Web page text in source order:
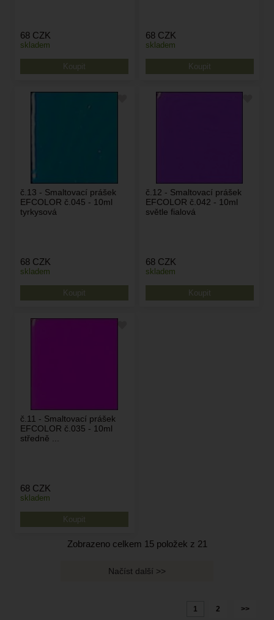
skladem
68 CZK
skladem
68 CZK
č.13 - Smaltovací prášek
EFCOLOR č.045 - 10ml
tyrkysová
skladem
68 CZK
č.12 - Smaltovací prášek
EFCOLOR č.042 - 10ml
světle fialová
skladem
68 CZK
č.11 - Smaltovací prášek
EFCOLOR č.035 - 10ml
středně ...
skladem
68 CZK
Zobrazeno celkem 15položek z 21
1 2 >>